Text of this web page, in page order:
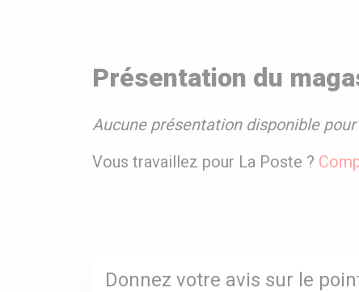
Présentation du
Aucune présentation disponible
Vous travaillez pour La Poste ?
Donnez votre avis sur le